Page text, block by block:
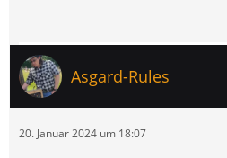
Asgard-Rules
20. Januar 2024 um 18:07